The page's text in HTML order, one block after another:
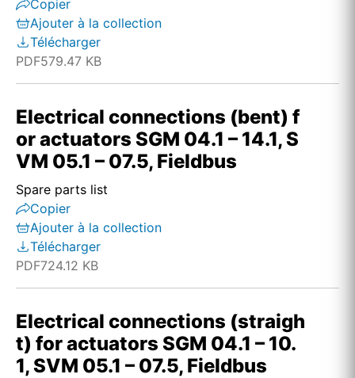
Copier
Ajouter à la collection
Télécharger
PDF579.47 KB
Electrical connections (bent) f
or actuators SGM 04.1 – 14.1, S
VM 05.1 – 07.5, Fieldbus
Spare parts list
Copier
Ajouter à la collection
Télécharger
PDF724.12 KB
Electrical connections (straigh
t) for actuators SGM 04.1 – 10.
1, SVM 05.1 – 07.5, Fieldbus